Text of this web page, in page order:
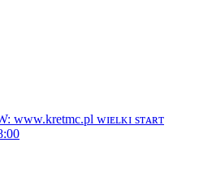
www.kretmc.pl ᴡɪᴇʟᴋɪ sᴛᴀʀᴛ